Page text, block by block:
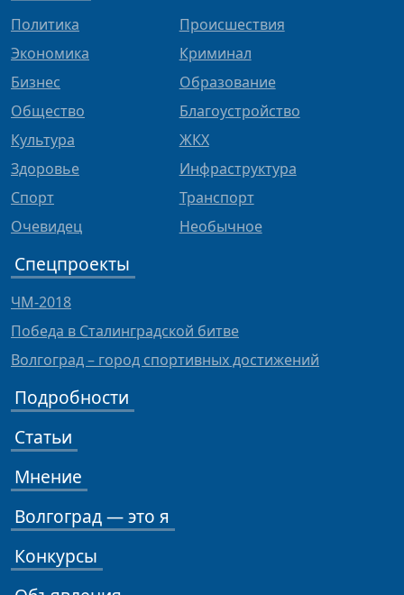
Политика
Экономика
Бизнес
Общество
Культура
Здоровье
Спорт
Очевидец
Происшествия
Криминал
Образование
Благоустройство
ЖКХ
Инфраструктура
Транспорт
Необычное
Спецпроекты
ЧМ-2018
Победа в Сталинградской битве
Волгоград – город спортивных достижений
Подробности
Статьи
Мнение
Волгоград — это я
Конкурсы